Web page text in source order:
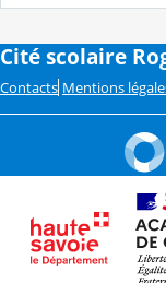
Cité scolaire
Contacts Mentions